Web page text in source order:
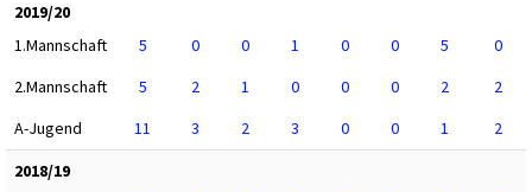
2019/20
1.Mannschaft
5 0 0 1 0 0 5
0
2.Mannschaft
5 2 1 0 0 0 2
2
A-Jugend
11 3 2 3 0 0 1
2
2018/19